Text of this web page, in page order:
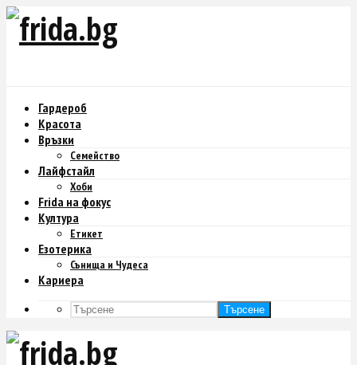
Гардероб
Красота
Връзки
Семейство
Лайфстайл
Хоби
Frida на фокус
Култура
Етикет
Езотерика
Сънища и Чудеса
Кариера
Търсене